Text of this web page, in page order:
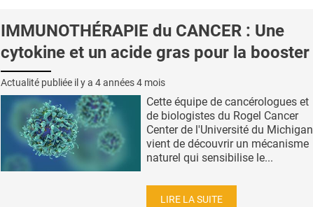
IMMUNOTHÉRAPIE du CANCER : Une
cytokine et un acide gras pour la booster
Actualité publiée il y a 4 années 4 mois
Cette équipe de cancérologues et
de biologistes du Rogel Cancer
Center de l'Université du Michigan
vient de découvrir un mécanisme
naturel qui sensibilise le...
LIRE LA SUITE